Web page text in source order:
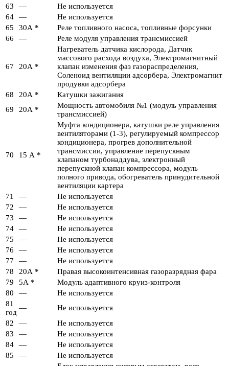
63
—
Не используется
64
—
Не используется
65
30А *
Реле топливного насоса, топливные форсунки
66
— Реле модуля управления трансмиссией
67 20А *
Нагреватель датчика кислорода, Датчик
массового расхода воздуха, Электромагнитный
клапан изменения фаз газораспределения,
Соленоид вентиляции адсорбера, Электромагнит
продувки адсорбера
68
20А *
Катушки зажигания
69
20А *
Мощность автомобиля №1 (модуль управления
трансмиссией)
70 15 А *
Муфта кондиционера, катушки реле управления
вентиляторами (1-3), регулируемый компрессор
кондиционера, прогрев дополнительной
трансмиссии, управление перепускным
клапаном турбонаддува, электронный
перепускной клапан компрессора, модуль
полного привода, обогреватель принудительной
вентиляции картера
71
—
Не используется
72
—
Не используется
73
—
Не используется
74
—
Не используется
75
—
Не используется
76
—
Не используется
77
—
Не используется
78
20А *
Правая высокоинтенсивная газоразрядная фара
79
5А *
Модуль адаптивного круиз-контроля
80
—
Не используется
81
год
—
Не используется
82
—
Не используется
83
—
Не используется
84
—
Не используется
85
—
Не используется